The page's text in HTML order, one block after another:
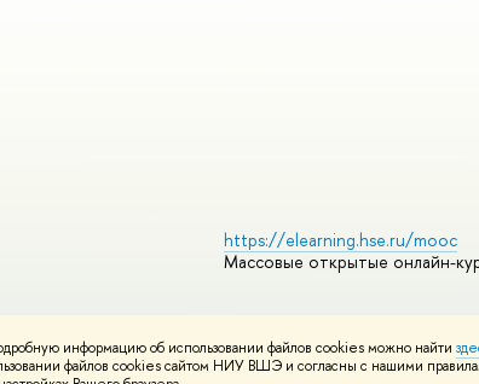
информацию об использовании файлов cookies можно найти
файлов cookies сайтом НИУ ВШЭ и согласны с нашими
https://elearning.hse.ru/mooc
Массовые открытые онлайн-
Карта сайта